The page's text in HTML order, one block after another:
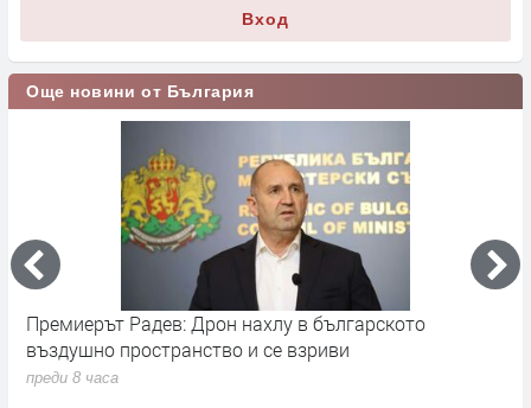
Вход
Още новини от България
Премиерът Радев: Дрон нахлу в българското
въздушно пространство и се взриви
преди 8 часа